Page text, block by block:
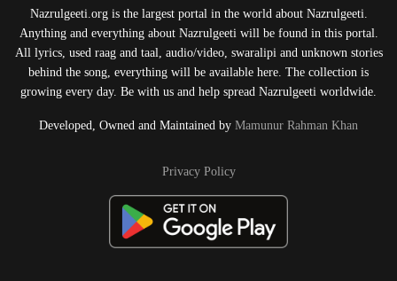
Nazrulgeeti.org is the largest portal in the world about Nazrulgeeti.
Anything and everything about Nazrulgeeti will be found in this portal.
All lyrics, used raag and taal, audio/video, swaralipi and unknown stories
behind the song, everything will be available here. The collection is
growing every day. Be with us and help spread Nazrulgeeti worldwide.
Developed, Owned and Maintained by Mamunur Rahman Khan
Privacy Policy